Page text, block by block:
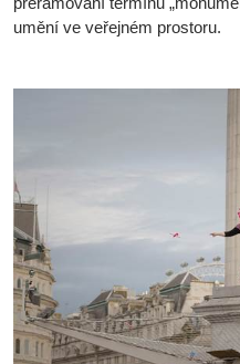
přerámování termínu
umění ve veřejném prostoru.